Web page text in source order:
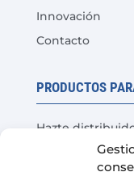
Innovación
Contacto
PRODUCTOS
Hazte
Prueba del